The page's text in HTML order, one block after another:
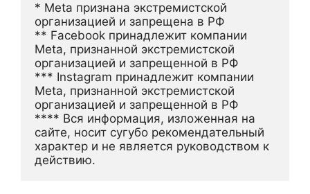
* Meta признана экстремистской
организацией и запрещена в РФ
** Facebook принадлежит компании
Meta, признанной экстремистской
организацией и запрещенной в РФ
*** Instagram принадлежит компании
Meta, признанной экстремистской
организацией и запрещенной в РФ
**** Вся информация, изложенная на
сайте, носит сугубо рекомендательный
характер и не является руководством к
действию.